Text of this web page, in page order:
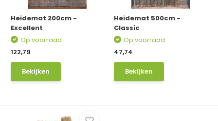
Heidemat 200cm -
Excellent
Op voorraad
122,79
Bekijken
Heidemat 500cm -
Classic
Op voorraad
47,74
Bekijken